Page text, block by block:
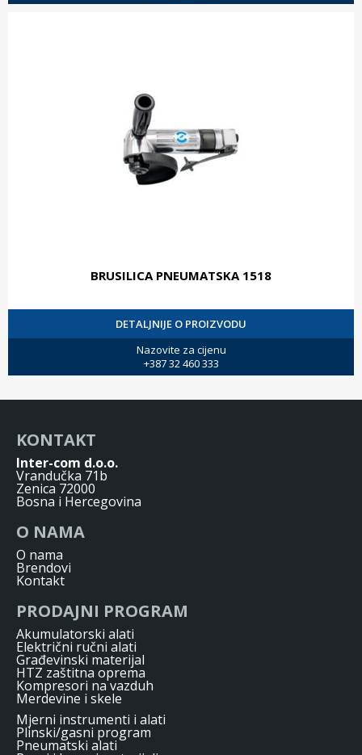
BRUSILICA PNEUMATSKA 1518
DETALJNIJE O PROIZVODU
Nazovite za cijenu
+387 32 460 333
KONTAKT
Inter-com d.o.o.
Vrandučka 71b
Zenica 72000
Bosna i Hercegovina
O NAMA
O nama
Brendovi
Kontakt
PRODAJNI PROGRAM
Akumulatorski alati
Električni ručni alati
Građevinski materijal
HTZ zaštitna oprema
Kompresori na vazduh
Merdevine i skele
Mjerni instrumenti i alati
Plinski/gasni program
Pneumatski alati